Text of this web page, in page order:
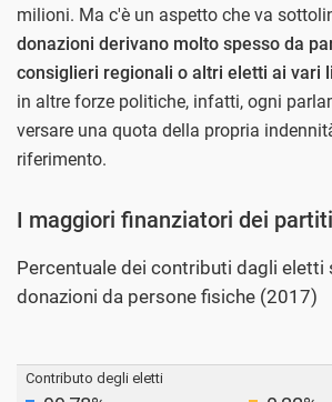
milioni. Ma c'è un aspetto che va
donazioni derivano molto spesso da
consiglieri regionali o altri eletti ai vari
in altre forze politiche, infatti, ogni
versare una quota della propria
riferimento.
I maggiori finanziatori dei
Percentuale dei contributi dagli eletti
donazioni da persone fisiche (2017)